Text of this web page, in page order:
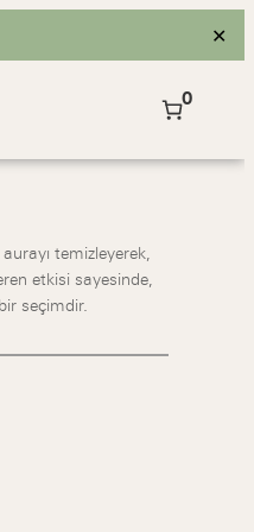
✕
0
temizleyerek,
etkisi sayesinde,
seçimdir.